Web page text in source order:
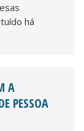
há
A
PESSOA